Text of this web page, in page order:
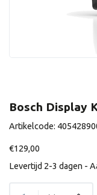
Bosch Display
Artikelcode:
€129,00
Levertijd 2-3 dagen -